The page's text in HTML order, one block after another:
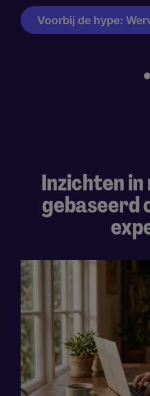
Voorbij de hype:
Inzichten
gebaseerd